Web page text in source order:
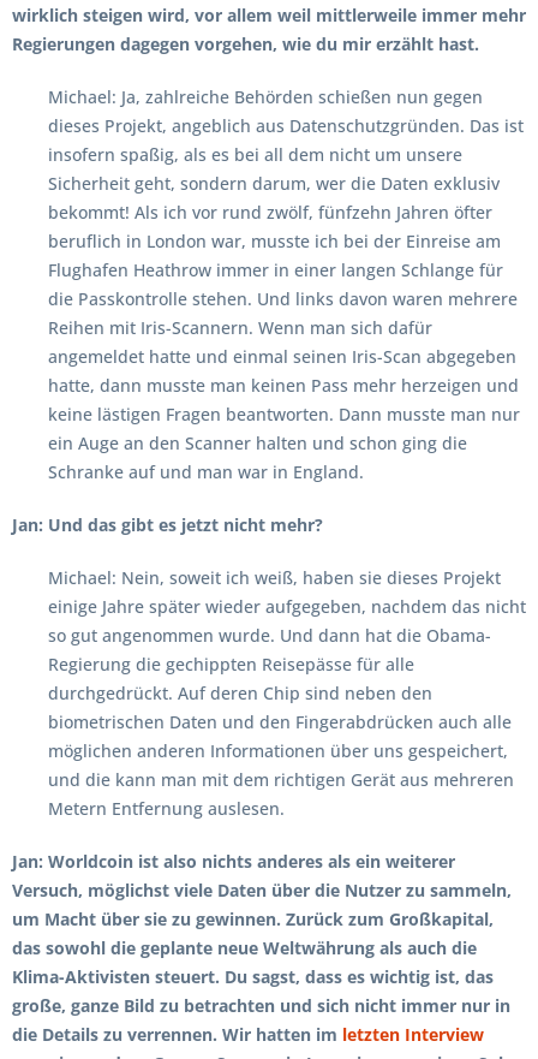
wirklich steigen wird, vor allem weil mittlerweile immer mehr
Regierungen dagegen vorgehen, wie du mir erzählt hast.
Michael: Ja, zahlreiche Behörden schießen nun gegen
dieses Projekt, angeblich aus Datenschutzgründen. Das ist
insofern spaßig, als es bei all dem nicht um unsere
Sicherheit geht, sondern darum, wer die Daten exklusiv
bekommt! Als ich vor rund zwölf, fünfzehn Jahren öfter
beruflich in London war, musste ich bei der Einreise am
Flughafen Heathrow immer in einer langen Schlange für
die Passkontrolle stehen. Und links davon waren mehrere
Reihen mit Iris-Scannern. Wenn man sich dafür
angemeldet hatte und einmal seinen Iris-Scan abgegeben
hatte, dann musste man keinen Pass mehr herzeigen und
keine lästigen Fragen beantworten. Dann musste man nur
ein Auge an den Scanner halten und schon ging die
Schranke auf und man war in England.
Jan: Und das gibt es jetzt nicht mehr?
Michael: Nein, soweit ich weiß, haben sie dieses Projekt
einige Jahre später wieder aufgegeben, nachdem das nicht
so gut angenommen wurde. Und dann hat die Obama-
Regierung die gechippten Reisepässe für alle
durchgedrückt. Auf deren Chip sind neben den
biometrischen Daten und den Fingerabdrücken auch alle
möglichen anderen Informationen über uns gespeichert,
und die kann man mit dem richtigen Gerät aus mehreren
Metern Entfernung auslesen.
Jan: Worldcoin ist also nichts anderes als ein weiterer
Versuch, möglichst viele Daten über die Nutzer zu sammeln,
um Macht über sie zu gewinnen. Zurück zum Großkapital,
das sowohl die geplante neue Weltwährung als auch die
Klima-Aktivisten steuert. Du sagst, dass es wichtig ist, das
große, ganze Bild zu betrachten und sich nicht immer nur in
die Details zu verrennen. Wir hatten im letzten Interview